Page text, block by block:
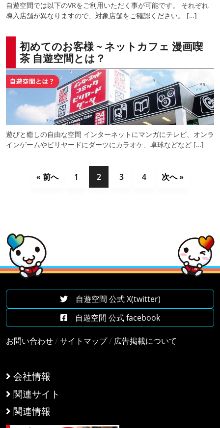
自遊空間では以下のVRをご利用いただく事が可能です。 それぞれ
導入店舗が異なりますので、対象店舗をご確認ください。 […]
初めてのお客様 ~ ネットカフェ 漫画喫
茶 自遊空間とは？
遊びと癒しの自由な空間 インターネットにマンガにテレビ、オンラ
インゲームやビリヤードにダーツにカラオケ、卓球などなど […]
« 前へ 1 2 3 4 次へ »
会社情報
関連サイト
関連情報
自遊空間 公式 X(twitter)
自遊空間 公式 facebook
お問い合わせ/サイトマップ/ 広告掲載について